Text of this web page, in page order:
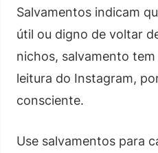
Salvamentos indicam
útil ou digno de voltar
nichos, salvamento
leitura do Instagram,
consciente.
Use salvamentos para